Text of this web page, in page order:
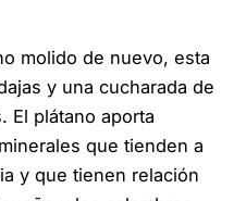
molido de nuevo, esta
y una cucharada de
El plátano aporta
que tienden a
y que tienen relación